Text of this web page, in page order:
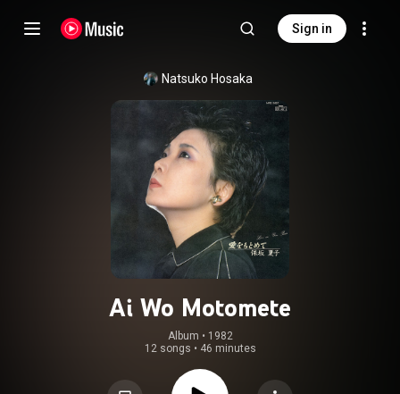
Sign in
Natsuko Hosaka
Ai Wo Motomete
Album • 1982
12 songs • 46 minutes